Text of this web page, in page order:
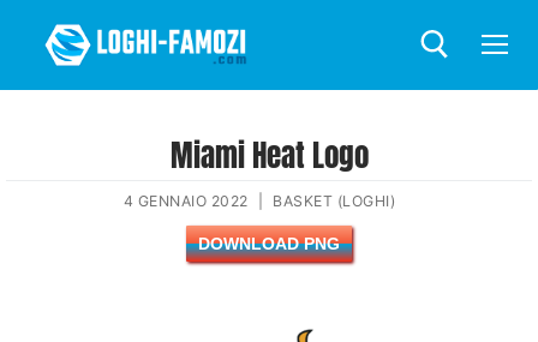
Miami Heat Logo
4 GENNAIO 2022 BASKET (LOGHI)
DOWNLOAD PNG